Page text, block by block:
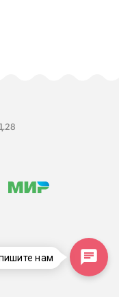
нам